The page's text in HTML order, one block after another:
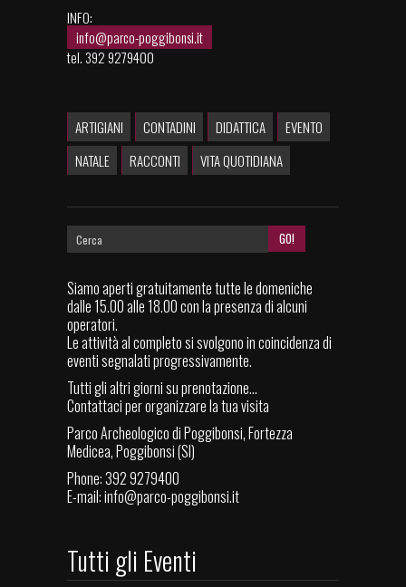
INFO:
info@parco-poggibonsi.it
tel. 392 9279400
ARTIGIANI CONTADINI DIDATTICA
EVENTO
NATALE
RACCONTI VITA QUOTIDIANA
Siamo aperti gratuitamente tutte le domeniche
dalle 15.00 alle 18.00 con la presenza di alcuni
operatori.
Le attività al completo si svolgono in coincidenza di
eventi segnalati progressivamente.
Tutti gli altri giorni su prenotazione...
Contattaci per organizzare la tua visita
Parco Archeologico di Poggibonsi, Fortezza
Medicea, Poggibonsi (SI)
Phone: 392 9279400
E-mail:info@parco-poggibonsi.it
Tutti gli Eventi